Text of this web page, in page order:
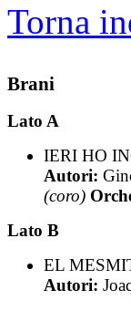
Torna
Brani
Lato A
IERI HO
Autori:
(coro)
Lato B
EL
Autori: